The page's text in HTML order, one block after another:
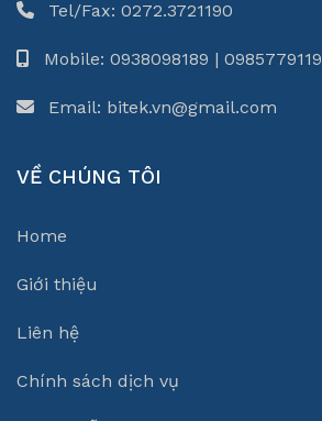
Tel/Fax: 0272.3721190
Mobile: 0938098189 | 0985779119
Email: bitek.vn@gmail.com
VỀ CHÚNG TÔI
Home
Giới thiệu
Liên hệ
Chính sách dịch vụ